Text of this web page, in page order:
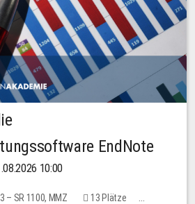
EndNote
10:00
– SR 1100, MMZ
13 Plätze